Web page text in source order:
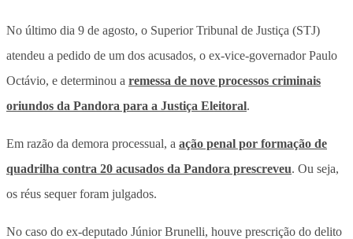
No último dia 9 de agosto, o Superior Tribunal de Justiça (STJ)
atendeu a pedido de um dos acusados, o ex-vice-governador Paulo
Octávio, e determinou a remessa de nove processos criminais
oriundos da Pandora para a Justiça Eleitoral.
Em razão da demora processual, a ação penal por formação de
quadrilha contra 20 acusados da Pandora prescreveu. Ou seja,
os réus sequer foram julgados.
No caso do ex-deputado Júnior Brunelli, houve prescrição do delito